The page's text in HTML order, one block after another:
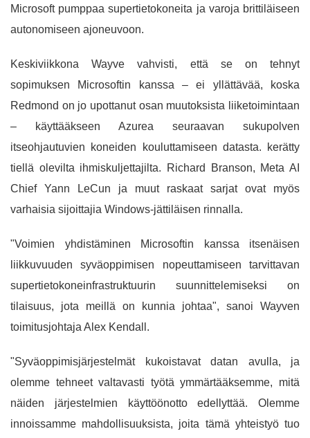
Microsoft pumppaa supertietokoneita ja varoja brittiläiseen
autonomiseen ajoneuvoon.
Keskiviikkona Wayve vahvisti, että se on tehnyt
sopimuksen Microsoftin kanssa – ei yllättävää, koska
Redmond on jo upottanut osan muutoksista liiketoimintaan
– käyttääkseen Azurea seuraavan sukupolven
itseohjautuvien koneiden kouluttamiseen datasta. kerätty
tiellä olevilta ihmiskuljettajilta. Richard Branson, Meta AI
Chief Yann LeCun ja muut raskaat sarjat ovat myös
varhaisia ​​sijoittajia Windows-jättiläisen rinnalla.
"Voimien yhdistäminen Microsoftin kanssa itsenäisen
liikkuvuuden syväoppimisen nopeuttamiseen tarvittavan
supertietokoneinfrastruktuurin suunnittelemiseksi on
tilaisuus, jota meillä on kunnia johtaa", sanoi Wayven
toimitusjohtaja Alex Kendall.
"Syväoppimisjärjestelmät kukoistavat datan avulla, ja
olemme tehneet valtavasti työtä ymmärtääksemme, mitä
näiden järjestelmien käyttöönotto edellyttää. Olemme
innoissamme mahdollisuuksista, joita tämä yhteistyö tuo